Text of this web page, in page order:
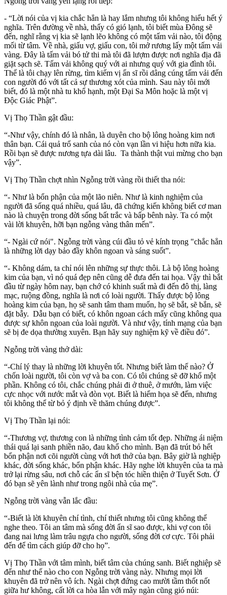
- “Lời nói của vị kia chắc hẳn là hay lắm nhưng tôi không hiểu hết ý
nghĩa. Trên đường về nhà, thấy có gió lạnh, tôi biết mùa Ðông sẽ
đến, nghĩ rằng vị kia sẽ lạnh lẽo không có một tấm vải nào, tôi động
mối từ tâm. Về nhà, giấu vợ, giấu con, tôi mở rương lấy một tấm vải
vàng. Ðây là tấm vải bó tử thi mà tôi đã lượm được nơi nghĩa địa đã
giặt sạch sẽ. Tấm vải không quý với ai nhưng quý với gia đình tôi.
Thế là tôi chạy lên rừng, tìm kiếm vị ẩn sĩ rồi dâng cúng tấm vải đến
con người đó với tất cả sự thương xót của mình. Sau này tôi mới
biết, đó là một nhà tu khổ hạnh, một Ðại Sa Môn hoặc là một vị
Ðộc Giác Phật”.
Vị Thọ Thần gật đầu:
“-Như vậy, chính đó là nhân, là duyên cho bộ lông hoàng kim nơi
thân bạn. Cái quả trổ sanh của nó còn vạn lần vi hiệu hơn nữa kia.
Rồi bạn sẽ được nương tựa dài lâu. Ta thành thật vui mừng cho bạn
vậy”.
Vị Thọ Thần chợt nhìn Ngỗng trời vàng rồi thiết tha nói:
“- Như là bổn phận của một lão niên. Như là kinh nghiệm của
người đã sống quá nhiều, quá lâu, đã chứng kiến không biết cơ man
nào là chuyện trong đời sống bất trắc và bấp bênh này. Ta có một
vài lời khuyên, hỡi bạn ngỗng vàng thân mến”.
“- Ngài cứ nói". Ngỗng trời vàng cúi đầu tỏ vẻ kính trọng "chắc hẳn
là những lời dạy bảo đầy khôn ngoan và sáng suốt”.
“- Không dám, ta chỉ nói lên những sự thực thôi. Là bộ lông hoàng
kim của bạn, vì nó quá đẹp nên cũng dễ đưa đến tai họa. Vậy thì bắt
đầu từ ngày hôm nay, bạn chớ có khinh suất mà đi đến đô thị, làng
mạc, ruộng đồng, nghĩa là nơi có loài người. Thấy được bộ lông
hoàng kim của bạn, họ sẽ sanh tâm tham muốn, họ sẽ bắt, sẽ bắn, sẽ
đặt bẫy. Dẫu bạn có biết, có khôn ngoan cách mấy cũng không qua
được sự khôn ngoan của loài người. Và như vậy, tính mạng của bạn
sẽ bị đe dọa thường xuyên. Bạn hãy suy nghiệm kỹ về điều đó”.
Ngỗng trời vàng thở dài:
“-Chí lý thay là những lời khuyên tốt. Nhưng biết làm thế nào? Ở
chốn loài người, tôi còn vợ và ba con. Có tôi chúng sẽ đỡ khổ một
phần. Không có tôi, chắc chúng phải đi ở thuê, ở mướn, làm việc
cực nhọc với nước mắt và đòn vọt. Biết là hiểm họa sẽ đến, nhưng
tôi không thể từ bỏ ý định về thăm chúng được”.
Vị Thọ Thần lại nói:
“-Thương vợ, thương con là những tình cảm tốt đẹp. Những ái niệm
thái quá lại sanh phiền não, đau khổ cho mình. Bạn đã trút bỏ hết
bổn phận nơi cõi người cùng với hơi thở của bạn. Bây giờ là nghiệp
khác, đời sống khác, bổn phận khác. Hãy nghe lời khuyên của ta mà
trở lại rừng sâu, nơi chỗ các ẩn sĩ bện tóc hiền thiện ở Tuyết Sơn. Ở
đó bạn sẽ yên lành như trong ngôi nhà của mẹ”.
Ngỗng trời vàng vẫn lắc đầu:
“-Biết là lời khuyên chí tình, chí thiết nhưng tôi cũng không thể
nghe theo. Tôi an tâm mà sống đời ẩn sĩ sao được, khi vợ con tôi
đang nai lưng làm trâu ngựa cho người, sống đời cơ cực. Tôi phải
đến để tìm cách giúp đỡ cho họ”.
Vị Thọ Thần với tâm mình, biết tâm của chúng sanh. Biết nghiệp sẽ
đến như thế nào cho con Ngỗng trời vàng này. Nhưng mọi lời
khuyên đã trở nên vô ích. Ngài chợt đứng cao mười tầm thốt nốt
giữa hư không, cất lời ca hòa lẫn với mây ngàn cũng gió núi: